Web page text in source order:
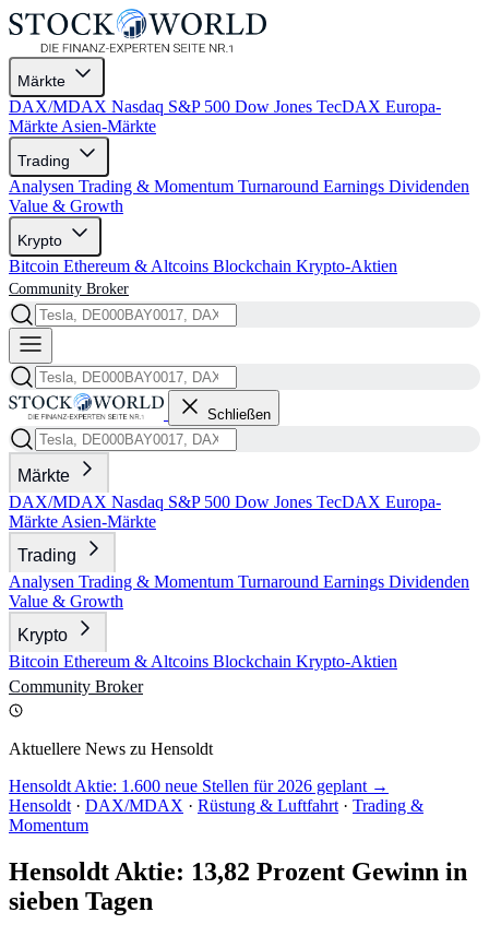
Märkte
DAX/MDAX Nasdaq S&P 500 Dow Jones TecDAX Europa-
Märkte Asien-Märkte
Trading
Analysen Trading & Momentum Turnaround Earnings Dividenden
Value & Growth
Krypto
Bitcoin Ethereum & Altcoins Blockchain Krypto-Aktien
Community Broker
Schließen
Märkte
DAX/MDAX Nasdaq S&P 500 Dow Jones TecDAX Europa-
Märkte Asien-Märkte
Trading
Analysen Trading & Momentum Turnaround Earnings Dividenden
Value & Growth
Krypto
Bitcoin Ethereum & Altcoins Blockchain Krypto-Aktien
Community Broker
Aktuellere News zu Hensoldt
Hensoldt Aktie: 1.600 neue Stellen für 2026 geplant →
Hensoldt · DAX/MDAX · Rüstung & Luftfahrt · Trading &
Momentum
Hensoldt Aktie: 13,82 Prozent Gewinn in
sieben Tagen